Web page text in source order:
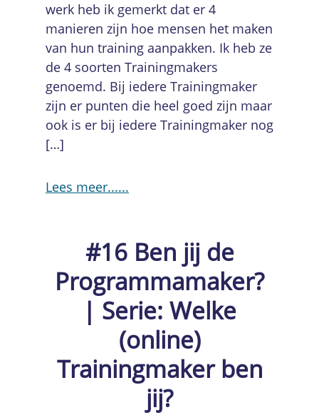
werk heb ik gemerkt dat er 4
manieren zijn hoe mensen het maken
van hun training aanpakken. Ik heb ze
de 4 soorten Trainingmakers
genoemd. Bij iedere Trainingmaker
zijn er punten die heel goed zijn maar
ook is er bij iedere Trainingmaker nog
[…]
Lees meer...
#16 Ben jij de
Programmamaker?
| Serie: Welke
(online)
Trainingmaker ben
jij?